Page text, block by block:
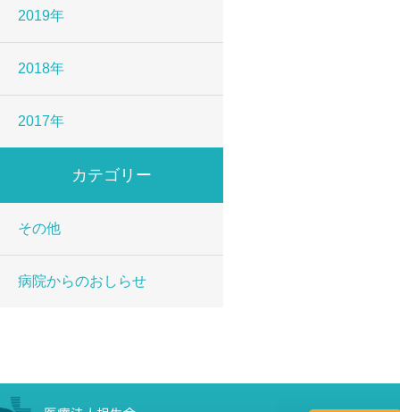
2019年
2018年
2017年
カテゴリー
その他
病院からのおしらせ